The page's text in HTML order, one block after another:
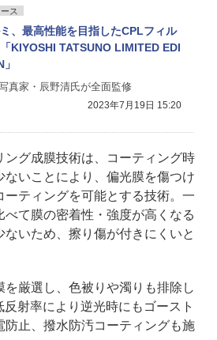
ス
、最高性能を目指したCPLフィル
KIYOSHI TATSUNO LIMITED EDI
真家・辰野清氏が全面監修
2023年7月19日 15:20
ング成膜技術は、コーティング時
ないことにより、偏光膜を傷つけ
ーティングを可能とする技術。一
て膜の密着性・強度が高くなる
ないため、擦り傷が付きにくいと
を厳選し、色被りや濁りも排除し
射率により逆光時にもゴースト
防止、撥水防汚コーティングも施